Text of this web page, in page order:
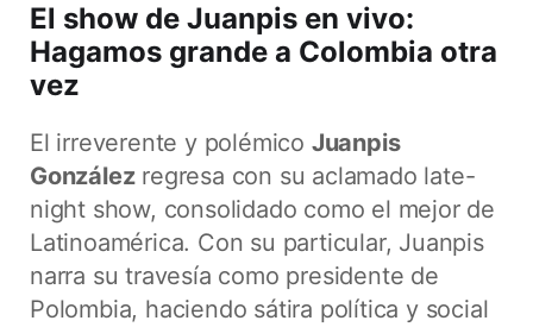
El show de Juanpis en vivo:
Hagamos grande a Colombia otra
vez
El irreverente y polémico Juanpis
Gonzálezregresa con su aclamado late-
night show, consolidado como el mejor de
Latinoamérica. Con su particular, Juanpis
narra su travesía como presidente de
Polombia, haciendo sátira política y social